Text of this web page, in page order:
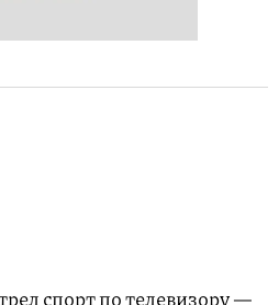
спорт по телевизору —